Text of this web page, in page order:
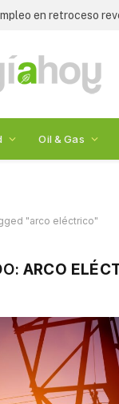
en retroceso
Oil & Gas
"arco eléctrico"
ARCO